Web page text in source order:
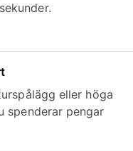
eller höga
spenderar pengar